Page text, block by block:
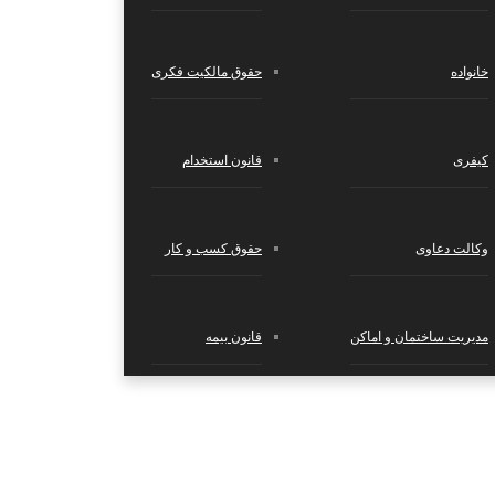
حقوق مالکیت فکری
قانون استخدام
حقوق کسب‌ و کار
قانون بیمه
خانواده
کیفری
وکالت دعاوی
مدیریت ساختمان و اماکن